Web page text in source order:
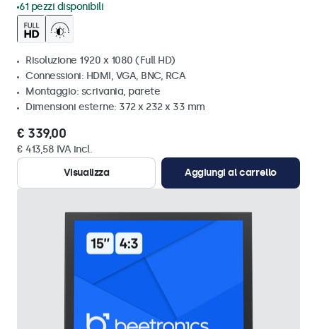
61 pezzi disponibili
Risoluzione 1920 x 1080 (Full HD)
Connessioni: HDMI, VGA, BNC, RCA
Montaggio: scrivania, parete
Dimensioni esterne: 372 x 232 x 33 mm
€ 339,00
€ 413,58 IVA incl.
Visualizza
Aggiungi al carrello